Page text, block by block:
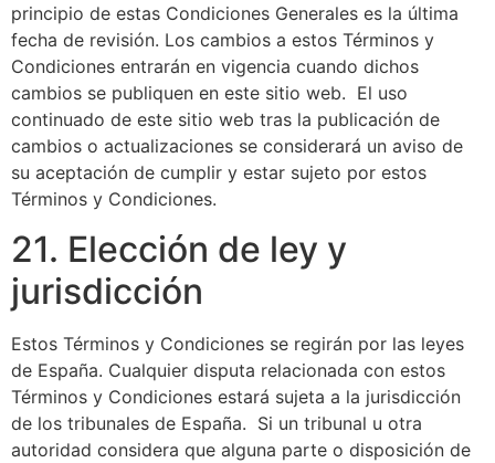
principio de estas Condiciones Generales es la última
fecha de revisión. Los cambios a estos Términos y
Condiciones entrarán en vigencia cuando dichos
cambios se publiquen en este sitio web. El uso
continuado de este sitio web tras la publicación de
cambios o actualizaciones se considerará un aviso de
su aceptación de cumplir y estar sujeto por estos
Términos y Condiciones.
21. Elección de ley y
jurisdicción
Estos Términos y Condiciones se regirán por las leyes
de España. Cualquier disputa relacionada con estos
Términos y Condiciones estará sujeta a la jurisdicción
de los tribunales de España. Si un tribunal u otra
autoridad considera que alguna parte o disposición de